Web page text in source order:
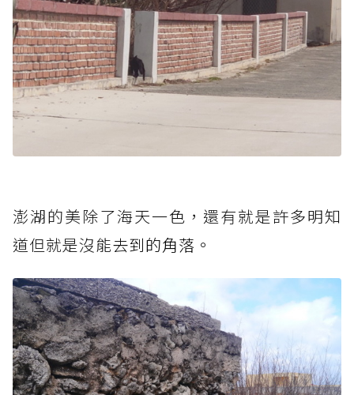
澎湖的美除了海天一色，還有就是許多明知
道但就是沒能去到的角落。